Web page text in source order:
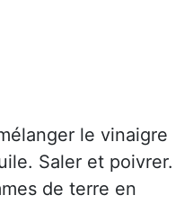
le vinaigre
Saler et poivrer.
de terre en